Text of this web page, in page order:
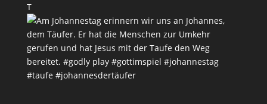
T